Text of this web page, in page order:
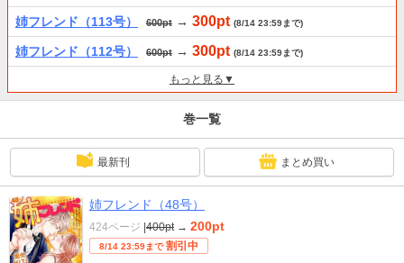
姉フレンド（113号） 600pt → 300pt (8/14 23:59まで)
姉フレンド（112号） 600pt → 300pt (8/14 23:59まで)
もっと見る▼
巻一覧
最新刊 まとめ買い
姉フレンド（48号）
424ページ |400pt → 200pt
8/14 23:59まで 割引中